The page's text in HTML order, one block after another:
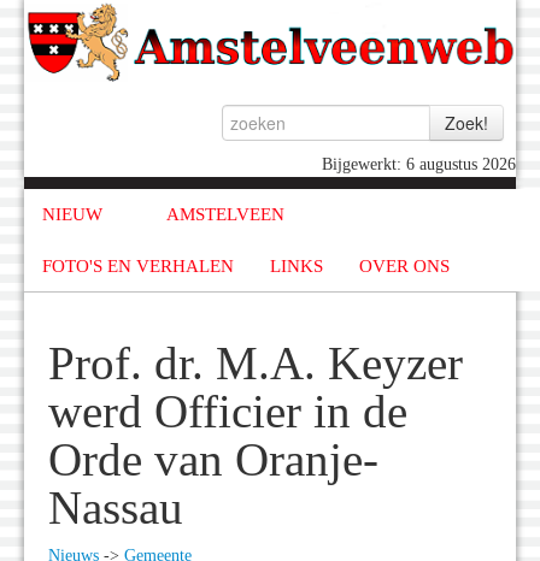
Bijgewerkt: 6 augustus 2026
NIEUW AMSTELVEEN
FOTO'S EN VERHALEN LINKS OVER ONS
Prof. dr. M.A. Keyzer
werd Officier in de
Orde van Oranje-
Nassau
Nieuws -> Gemeente